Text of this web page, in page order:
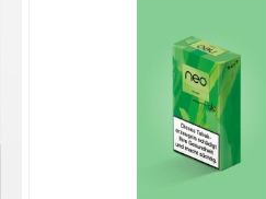
In den Warenkorb